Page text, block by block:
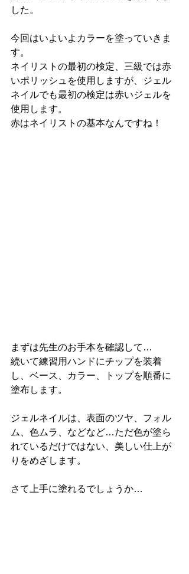
した。
今回はいよいよカラーを塗っていきま
す。
ネイリストの最初の検定、三級では赤
いポリッシュを使用しますが、ジェル
ネイルでも最初の検定は赤いジェルを
使用します。
赤はネイリストの基本なんですね！
まずは先生のお手本を確認して…
続いて練習用ハンドにチップを装着
し、ベース、カラー、トップを順番に
塗布します。
ジェルネイルは、表面のツヤ、フォル
ム、色ムラ、などなど…ただ色が塗ら
れているだけではない、美しい仕上が
りをめざします。
さて上手に塗れるでしょうか…